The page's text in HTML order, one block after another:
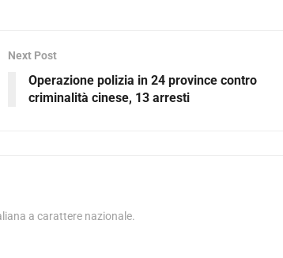
Next Post
Operazione polizia in 24 province contro
criminalità cinese, 13 arresti
a carattere nazionale.